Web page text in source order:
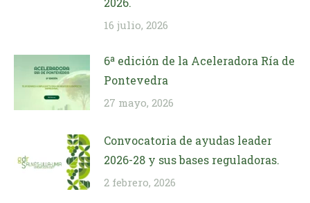
16 julio, 2026
6ª edición de la Aceleradora Ría de
Pontevedra
27 mayo, 2026
Convocatoria de ayudas leader
2026-28 y sus bases reguladoras.
2 febrero, 2026